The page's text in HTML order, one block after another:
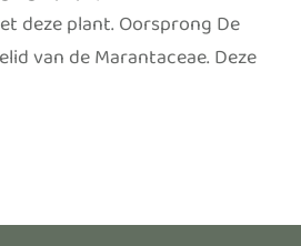
deze plant. Oorsprong De
van de Marantaceae. Deze